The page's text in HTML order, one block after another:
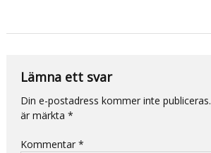
Lämna ett svar
Din e-postadress kommer inte publiceras.
är märkta *
Kommentar *